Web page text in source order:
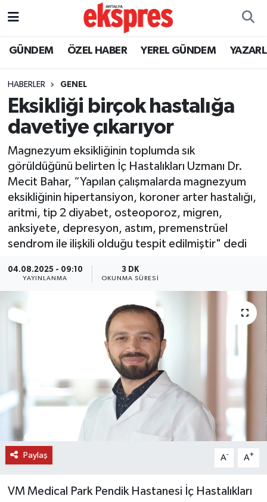
GÜNDEM ÖZEL HABER YEREL GÜNDEM
HABERLER GENEL
Eksikliği birçok hastalığa
davetiye çıkarıyor
Magnezyum eksikliğinin toplumda sık
görüldüğünü belirten İç Hastalıkları Uzmanı Dr.
Mecit Bahar, “Yapılan çalışmalarda magnezyum
eksikliğinin hipertansiyon, koroner arter hastalığı,
aritmi, tip 2 diyabet, osteoporoz, migren,
anksiyete, depresyon, astım, premenstrüel
sendrom ile ilişkili olduğu tespit edilmiştir" dedi
04.08.2025 - 09:10
YAYINLANMA
3 DK
OKUNMA SÜRESI
Paylaş A- A+
VM Medical Park Pendik Hastanesi İç Hastalıkları
ÖZEL HABER
YEREL GÜNDEM
EKONOMİ
KÜLTÜR - SANAT
SPOR
SİYASET
RÖPORTAJ
VİDEO HABERLER
YAZARLAR
Nöbetçi Eczaneler
Trafik Durumu
Süper Lig Puan Durumu ve Fikstür
Tüm Manşetler
Son Dakika Haberleri
Haber Arşivi